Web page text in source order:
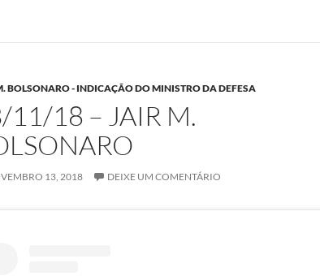
BOLSONARO - INDICAÇÃO DO MINISTRO DA DEFESA
11/18 – JAIR M.
13, 2018 DEIXE UM COMENTÁRIO